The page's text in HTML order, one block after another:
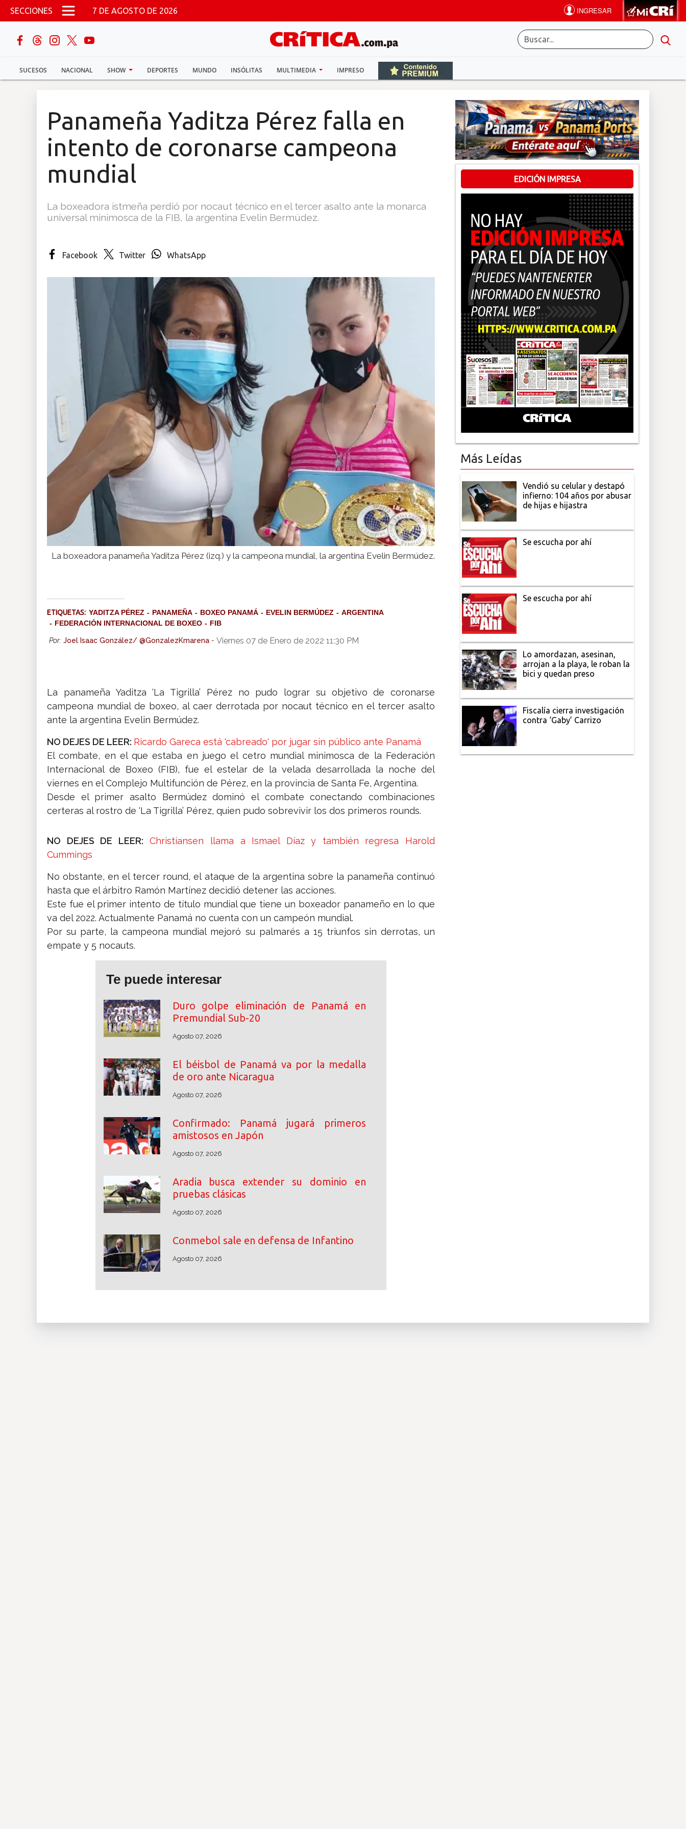
Pasar al contenido principal
SECCIONES 7 DE AGOSTO DE 2026
SUCESOS NACIONAL SHOW DEPORTES MUNDO INSÓLITAS MULTIMEDIA IMPRESO
buscar
Sucesos
Multimedia
Panameña Yaditza Pérez falla en
intento de coronarse campeona
mundial
La boxeadora istmeña perdió por nocaut técnico en el tercer asalto ante la monarca
universal minimosca de la FIB, la argentina Evelin Bermúdez.
Facebook Twitter WhatsApp
La boxeadora panameña Yaditza Pérez (izq.) y la campeona mundial, la argentina Evelin Bermúdez.
ETIQUETAS: YADITZA PÉREZ PANAMEÑA BOXEO PANAMÁ EVELIN BERMÚDEZ
ARGENTINA
FEDERACIÓN INTERNACIONAL DE BOXEO
FIB
Por: Joel Isaac González/ @GonzalezKmarena - Viernes 07 de Enero de 2022 11:30 PM
La panameña Yaditza ‘La Tigrilla’ Pérez no pudo lograr su objetivo de coronarse
campeona mundial de boxeo, al caer derrotada por nocaut técnico en el tercer asalto
ante la argentina Evelin Bermúdez.
NO DEJES DE LEER: Ricardo Gareca está 'cabreado' por jugar sin público ante Panamá
El combate, en el que estaba en juego el cetro mundial minimosca de la Federación
Internacional de Boxeo (FIB), fue el estelar de la velada desarrollada la noche del
viernes en el Complejo Multifunción de Pérez, en la provincia de Santa Fe, Argentina.
Desde el primer asalto Bermúdez dominó el combate conectando combinaciones
certeras al rostro de ‘La Tigrilla’ Pérez, quien pudo sobrevivir los dos primeros rounds.
NO DEJES DE LEER: Christiansen llama a Ismael Díaz y también regresa Harold
Cummings
No obstante, en el tercer round, el ataque de la argentina sobre la panameña continuó
hasta que el árbitro Ramón Martínez decidió detener las acciones.
Este fue el primer intento de título mundial que tiene un boxeador panameño en lo que
va del 2022. Actualmente Panamá no cuenta con un campeón mundial.
Por su parte, la campeona mundial mejoró su palmarés a 15 triunfos sin derrotas, un
empate y 5 nocauts.
Te puede interesar
Duro golpe eliminación de Panamá en
Premundial Sub-20
Agosto 07, 2026
El béisbol de Panamá va por la medalla
de oro ante Nicaragua
Agosto 07, 2026
Confirmado: Panamá jugará primeros
amistosos en Japón
Agosto 07, 2026
Aradia busca extender su dominio en
pruebas clásicas
Agosto 07, 2026
Conmebol sale en defensa de Infantino
Agosto 07, 2026
EDICIÓN IMPRESA
Más Leídas
Vendió su celular y destapó
infierno: 104 años por abusar
de hijas e hijastra
Se escucha por ahí
Se escucha por ahí
Lo amordazan, asesinan,
arrojan a la playa, le roban la
bici y quedan preso
Fiscalía cierra investigación
contra ‘Gaby’ Carrizo